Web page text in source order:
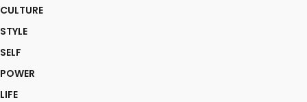
CULTURE
STYLE
SELF
POWER
LIFE